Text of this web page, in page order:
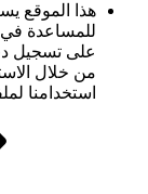
هذا الموقع
للمساعدة
على تسجيل
من خلال
استخدامنا